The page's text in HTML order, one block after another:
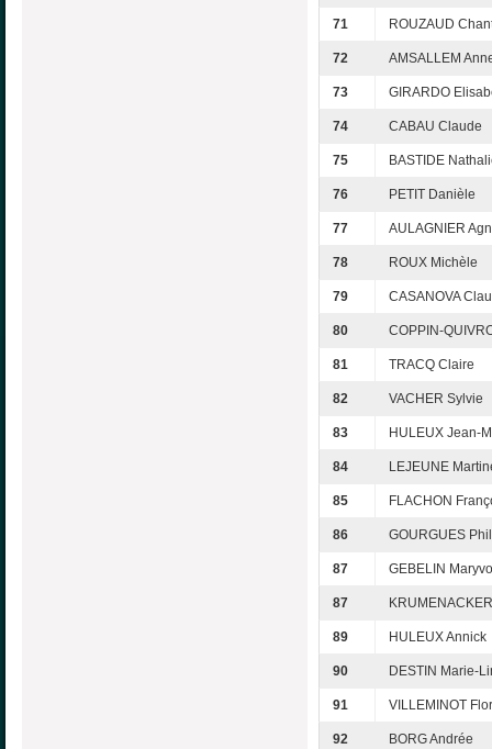
71 ROUZAUD
72 AMSALLEM
73 GIRARDO
74 CABAU Claude
75 BASTIDE
76 PETIT Danièle
77 AULAGNIER
78 ROUX Michèle
79 CASANOVA
80 COPPIN-
81 TRACQ Claire
82 VACHER Sylvie
83 HULEUX Jean-
84 LEJEUNE
85 FLACHON
86 GOURGUES
87 GEBELIN
87
89 HULEUX Annick
90 DESTIN Marie-
91 VILLEMINOT
92 BORG Andrée